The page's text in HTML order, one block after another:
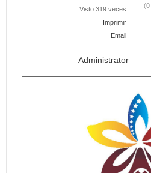
Visto 319 veces
Imprimir
Email
(0
Administrator